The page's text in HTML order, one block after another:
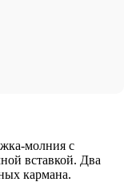
молния с
вставкой. Два
кармана.